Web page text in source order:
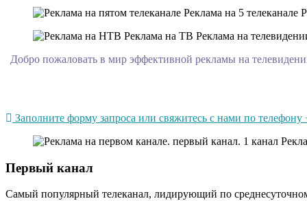
Добро пожаловать в мир эффективной рекламы на
Заполните форму запроса или свяжитесь с нами по
Первый канал
Самый популярный телеканал, лидирующий по